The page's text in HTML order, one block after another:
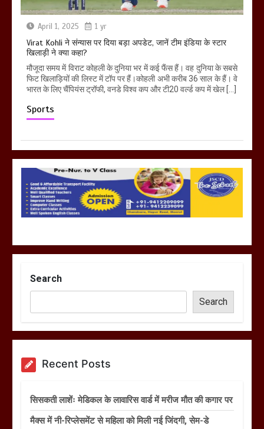
April 1, 2025 1 yr
Virat Kohli ने संन्यास पर दिया बड़ा अपडेट, जानें टीम इंडिया के स्टार
खिलाड़ी ने क्या कहा?
मौजूदा समय में विराट कोहली के दुनिया भर में कई फैंस हैं। वह दुनिया के सबसे
फिट खिलाड़ियों की लिस्ट में टॉप पर हैं।कोहली अभी करीब 36 साल के हैं। वे
भारत के लिए चैंपियंस ट्रॉफी, वनडे विश्व कप और टी20 वर्ल्ड कप में खेल […]
Sports
Search
Search
Recent Posts
सिसकती लाशेंः मेडिकल के लावारिस वार्ड में मरीज मौत की कगार पर
मैक्स में नी-रिप्लेसमेंट से महिला को मिली नई जिंदगी, सेम-डे